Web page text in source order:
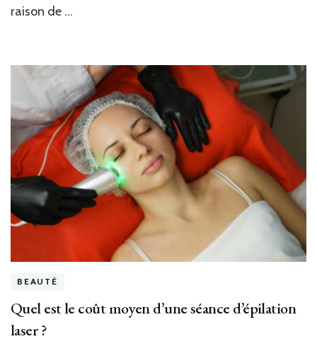
raison de …
BEAUTÉ
Quel est le coût moyen d’une séance d’épilation
laser ?